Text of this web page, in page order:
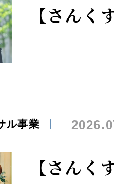
【さんく
ル事業
【さんく